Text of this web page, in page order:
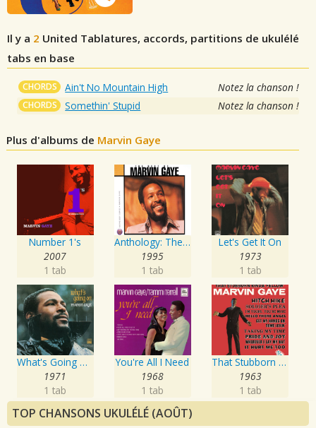
Il y a 2 United Tablatures, accords, partitions de ukulélé
tabs en base
CHORDS Ain't No Mountain High Notez la chanson !
CHORDS Somethin' Stupid Notez la chanson !
Plus d'albums de Marvin Gaye
Number 1's
2007
1 tab
Anthology: The Best Of Marvin Gaye
1995
1 tab
Let's Get It On
1973
1 tab
What's Going On - 40th Anniversary
1971
1 tab
You're All I Need
1968
1 tab
That Stubborn Kinda' Fellow
1963
1 tab
TOP CHANSONS UKULÉLÉ (AOÛT)